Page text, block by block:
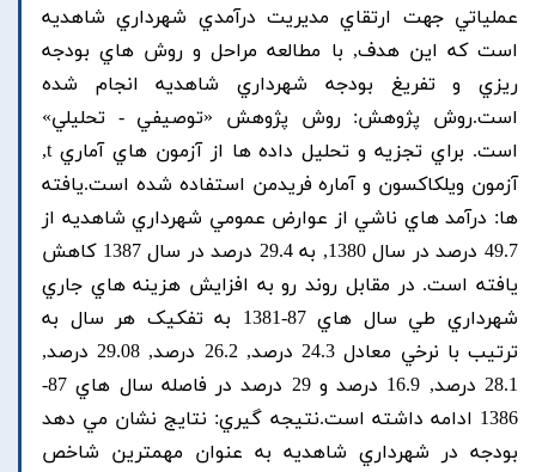
عملياتي جهت ارتقاي مديريت درآمدي شهرداري شاهديه
است که اين هدف, با مطالعه مراحل و روش هاي بودجه
ريزي و تفريغ بودجه شهرداري شاهديه انجام شده
است.روش پژوهش: روش پژوهش «توصيفي - تحليلي»
است. براي تجزيه و تحليل داده ها از آزمون هاي آماري t,
آزمون ويلکاکسون و آماره فريدمن استفاده شده است.يافته
ها: درآمد هاي ناشي از عوارض عمومي شهرداري شاهديه از
49.7 درصد در سال 1380, به 29.4 درصد در سال 1387 کاهش
يافته است. در مقابل روند رو به افزايش هزينه هاي جاري
شهرداري طي سال هاي 87-1381 به تفکيک هر سال به
ترتيب با نرخي معادل 24.3 درصد, 26.2 درصد, 29.08 درصد,
28.1 درصد, 16.9 درصد و 29 درصد در فاصله سال هاي 87-
1386 ادامه داشته است.نتيجه گيري: نتايج نشان مي دهد
بودجه در شهرداري شاهديه به عنوان مهمترين شاخص